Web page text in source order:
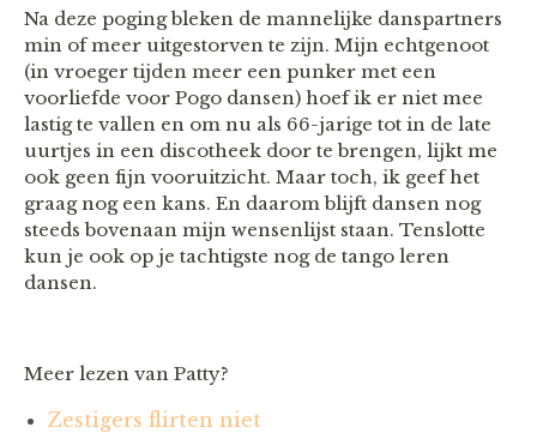
Na deze poging bleken de mannelijke danspartners
min of meer uitgestorven te zijn. Mijn echtgenoot
(in vroeger tijden meer een punker met een
voorliefde voor Pogo dansen) hoef ik er niet mee
lastig te vallen en om nu als 66-jarige tot in de late
uurtjes in een discotheek door te brengen, lijkt me
ook geen fijn vooruitzicht. Maar toch, ik geef het
graag nog een kans. En daarom blijft dansen nog
steeds bovenaan mijn wensenlijst staan. Tenslotte
kun je ook op je tachtigste nog de tango leren
dansen.
Meer lezen van Patty?
Zestigers flirten niet